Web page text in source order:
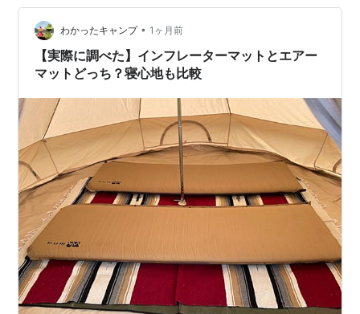
のポイント、そしておすすめの1枚について詳しくご紹介
します。 インフレーターマットとは？ WAQインフレー
ターマット：4人家族に最適な連結可能マット ズレ防止
に効果的 必要に応じて柔軟にレイ…
わかったキャンプ • 1ヶ月前
【実際に調べた】インフレーターマットとエアー
マットどっち？寝心地も比較